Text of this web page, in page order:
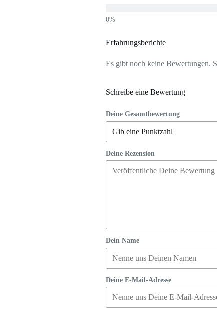
Erfahrungsberichte
Es gibt noch keine Bewertungen.
Schreibe eine Bewertung
Deine Gesamtbewertung
Deine Rezension
Dein Name
Deine E-Mail-Adresse